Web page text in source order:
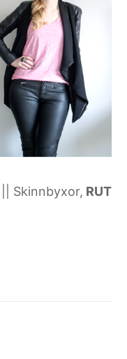
Skinnbyxor, RUT